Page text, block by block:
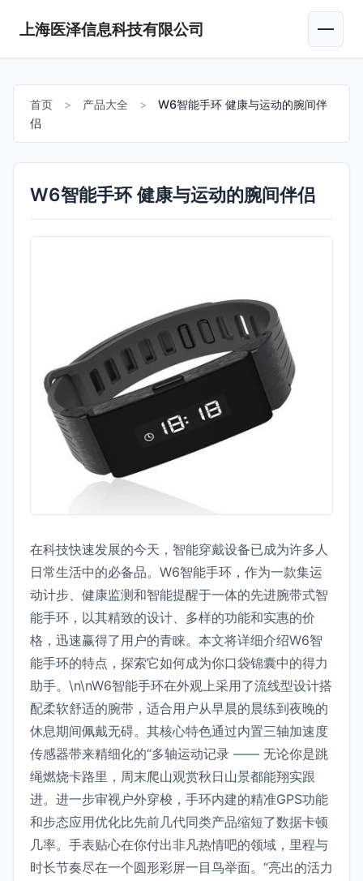
上海医泽信息科技有限公司
首页 > 产品大全 >
W6智能手环 健康与运动的腕间伴
侣
W6智能手环 健康与运动的腕间伴侣
在科技快速发展的今天，智能穿戴设备已成为许多人
日常生活中的必备品。W6智能手环，作为一款集运
动计步、健康监测和智能提醒于一体的先进腕带式智
能手环，以其精致的设计、多样的功能和实惠的价
格，迅速赢得了用户的青睐。本文将详细介绍W6智
能手环的特点，探索它如何成为你口袋锦囊中的得力
助手。\n\nW6智能手环在外观上采用了流线型设计搭
配柔软舒适的腕带，适合用户从早晨的晨练到夜晚的
休息期间佩戴无碍。其核心特色通过内置三轴加速度
传感器带来精细化的“多轴运动记录 —— 无论你是跳
绳燃烧卡路里，周末爬山观赏秋日山景都能翔实跟
进。进一步审视户外穿梭，手环内建的精准GPS功能
和步态应用优化比先前几代同类产品缩短了数据卡顿
几率。手表贴心在你付出非凡热情吧的领域，里程与
时长节奏尽在一个圆形彩屏一目鸟举面。“亮出的活力